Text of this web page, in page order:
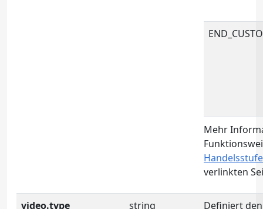
Mehr
verlinkten
video.type string
Definiert